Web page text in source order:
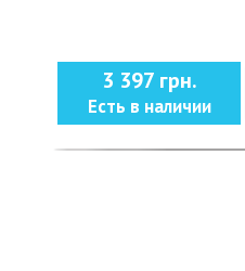
3 397 грн.
Есть в наличии